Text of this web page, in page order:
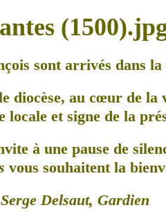
sont arrivés dans la
diocèse, au cœur de la
et signe de la
à une pause de
vous souhaitent la
Delsaut, Gardien